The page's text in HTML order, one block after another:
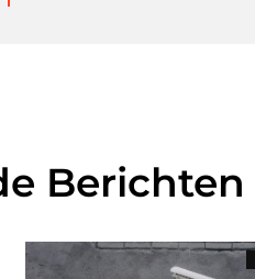
Berichten